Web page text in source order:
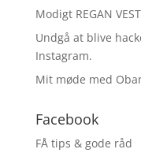
Modigt REGAN VEST
Undgå at blive
Instagram.
Mit møde med
Facebook
FÅ tips & gode råd